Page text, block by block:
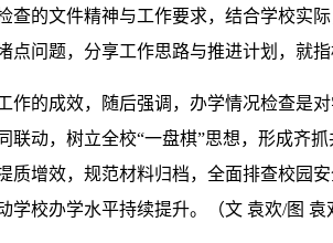
查的文件精神与工作要求，结合学校
点问题，分享工作思路与推进计划，就
作的成效，随后强调，办学情况检查是
联动，树立全校“一盘棋”思想，形成齐
质增效，规范材料归档，全面排查校园
校办学水平持续提升。（文 袁欢/图 袁